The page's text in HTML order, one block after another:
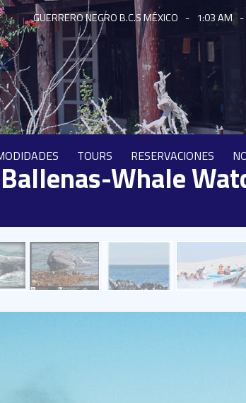
GUERRERO NEGRO B.C.S MÉXICO - 1:03 AM -
TOURS RESERVACIONES
Whale